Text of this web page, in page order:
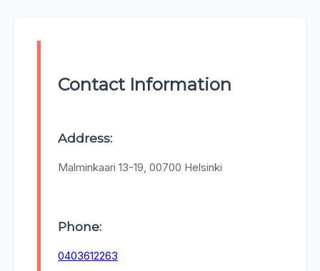
Contact Information
Address:
Malminkaari 13-19, 00700 Helsinki
Phone:
0403612263